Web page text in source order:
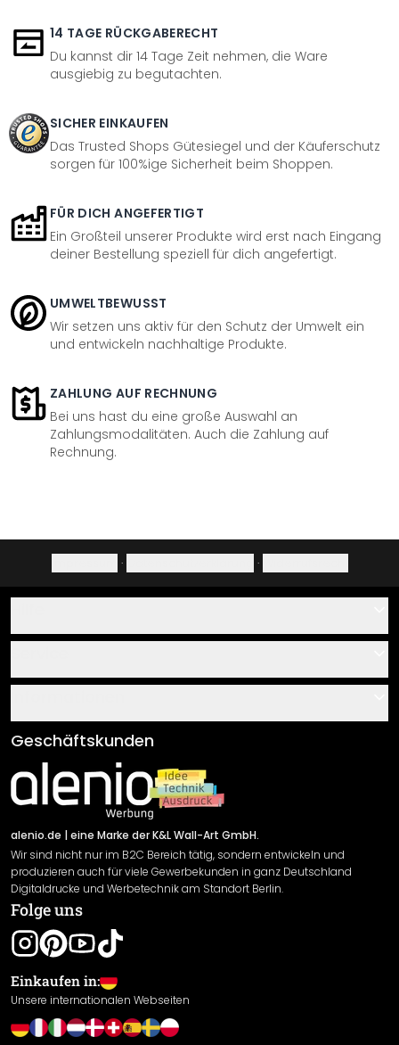
14 TAGE RÜCKGABERECHT
Du kannst dir 14 Tage Zeit nehmen, die Ware
ausgiebig zu begutachten.
SICHER EINKAUFEN
Das Trusted Shops Gütesiegel und der Käuferschutz
sorgen für 100%ige Sicherheit beim Shoppen.
FÜR DICH ANGEFERTIGT
Ein Großteil unserer Produkte wird erst nach Eingang
deiner Bestellung speziell für dich angefertigt.
UMWELTBEWUSST
Wir setzen uns aktiv für den Schutz der Umwelt ein
und entwickeln nachhaltige Produkte.
ZAHLUNG AUF RECHNUNG
Bei uns hast du eine große Auswahl an
Zahlungsmodalitäten. Auch die Zahlung auf
Rechnung.
· ·
Über uns
Klebe- und Montageanleitungen
Newsletter An-/Abmeldung
Sendungsverfolgung
AGB
Impressum
Versand & Zahlung
Rücksendung
Widerrufsrecht
Datenschutzerklärung
Gewährleistung
Leistungserklärung / CE-Zeichen
Cookie Einstellungen
Geschäftskunden
alenio.de | eine Marke der K&L Wall-Art GmbH.
Wir sind nicht nur im B2C Bereich tätig, sondern entwickeln und
produzieren auch für viele Gewerbekunden in ganz Deutschland
Digitaldrucke und Werbetechnik am Standort Berlin.
Folge uns
Einkaufen in:
Unsere internationalen Webseiten